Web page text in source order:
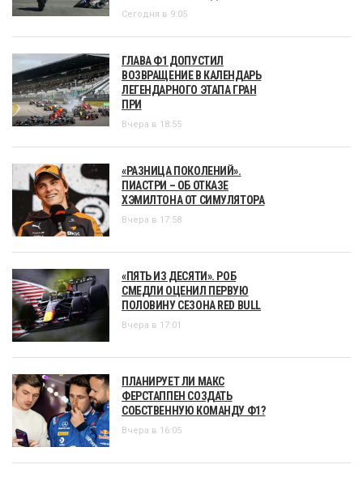
Сегодня в 9:05
ГЛАВА Ф1 ДОПУСТИЛ
ВОЗВРАЩЕНИЕ В КАЛЕНДАРЬ
ЛЕГЕНДАРНОГО ЭТАПА ГРАН
ПРИ
Вчера в 18:55
«РАЗНИЦА ПОКОЛЕНИЙ».
ПИАСТРИ – ОБ ОТКАЗЕ
ХЭМИЛТОНА ОТ СИМУЛЯТОРА
Вчера в 17:58
«ПЯТЬ ИЗ ДЕСЯТИ». РОБ
СМЕДЛИ ОЦЕНИЛ ПЕРВУЮ
ПОЛОВИНУ СЕЗОНА RED BULL
Вчера в 17:01
ПЛАНИРУЕТ ЛИ МАКС
ФЕРСТАППЕН СОЗДАТЬ
СОБСТВЕННУЮ КОМАНДУ Ф1?
Вчера в 16:05